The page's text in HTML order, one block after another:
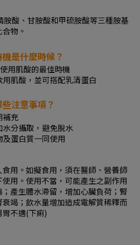
酸、甘胺酸和甲硫胺酸等三種胺基
物。
是什麼時候？
用肌酸的最佳時機
肌酸，並可搭配乳清蛋白
注意事項？
補充
分攝取，避免脫水
蛋白質一同使用
用。如擬食用，須在醫師、營養師
用。使用不當，可能產生之副作用
產生體水滯留，增加心臟負荷；腎
竭；飲水量增加造成電解質稀釋而
不適(下痢)